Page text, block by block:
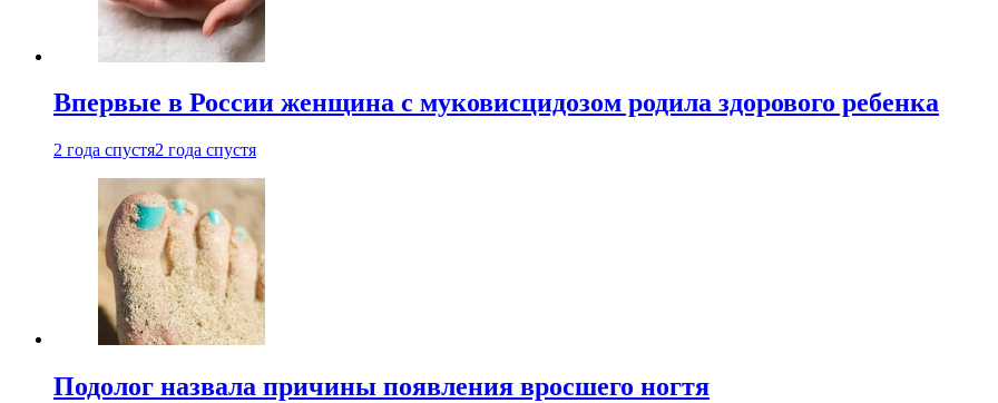
Впервые в России женщина с муковисцидозом родила здорового ребенка
2 года спустя2 года спустя
Подолог назвала причины появления вросшего ногтя